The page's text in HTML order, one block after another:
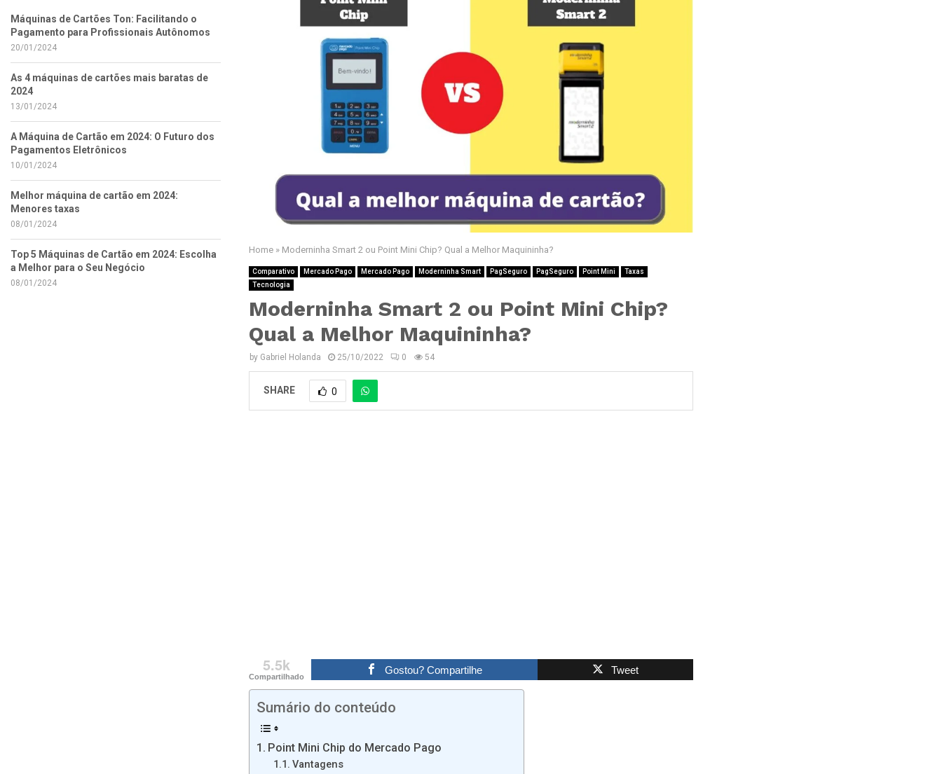
Home » Moderninha Smart 2 ou Point Mini Chip? Qual a Melhor Maquininha?
Comparativo Mercado Pago Mercado Pago Moderninha Smart PagSeguro PagSeguro Point Mini
Taxas
Tecnologia
Moderninha Smart 2 ou Point Mini Chip?
Qual a Melhor Maquininha?
by Gabriel Holanda 25/10/2022 0 54
SHARE 0
5.5k
Compartilhado
Gostou? Compartilhe Tweet
Sumário do conteúdo
Point Mini Chip do Mercado Pago
Vantagens
Máquinas de Cartões Ton: Facilitando o
Pagamento para Profissionais Autônomos
20/01/2024
As 4 máquinas de cartões mais baratas de
2024
13/01/2024
A Máquina de Cartão em 2024: O Futuro dos
Pagamentos Eletrônicos
10/01/2024
Melhor máquina de cartão em 2024:
Menores taxas
08/01/2024
Top 5 Máquinas de Cartão em 2024: Escolha
a Melhor para o Seu Negócio
08/01/2024